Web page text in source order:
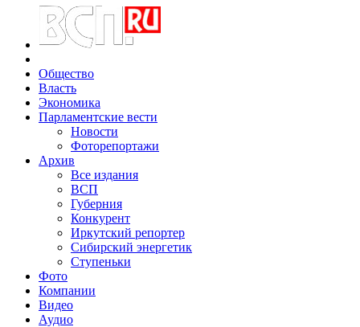
Общество
Власть
Экономика
Парламентские вести
Новости
Фоторепортажи
Архив
Все издания
ВСП
Губерния
Конкурент
Иркутский репортер
Сибирский энергетик
Ступеньки
Фото
Компании
Видео
Аудио